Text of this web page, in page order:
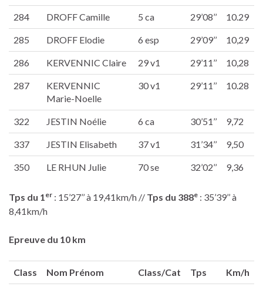
284 DROFF Camille 5 ca 29’08’’ 10.29
285 DROFF Elodie 6 esp 29’09’’ 10,29
286 KERVENNIC Claire 29 v1 29’11’’ 10,28
287
KERVENNIC
Marie-Noelle
30 v1 29’11’’ 10.28
322 JESTIN Noélie 6 ca 30’51’’ 9,72
337 JESTIN Elisabeth 37 v1 31’34’’ 9,50
350 LE RHUN Julie 70 se 32’02’’ 9,36
Tps du 1er : 15’27’’ à 19,41km/h // Tps du 388e : 35’39’’ à
8,41km/h
Epreuve du 10 km
Class Nom Prénom Class/Cat Tps Km/h